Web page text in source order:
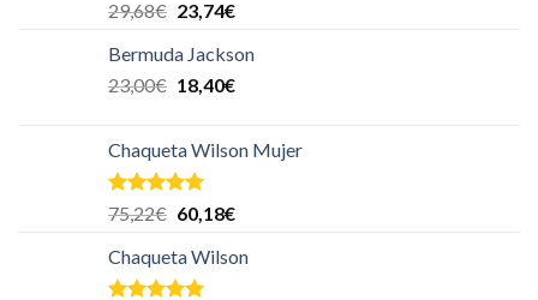
Valorado en
5.00
29,68€ 23,74€
Bermuda Jackson
23,00€ 18,40€
Chaqueta Wilson Mujer
Valorado en
5.00
75,22€ 60,18€
Chaqueta Wilson